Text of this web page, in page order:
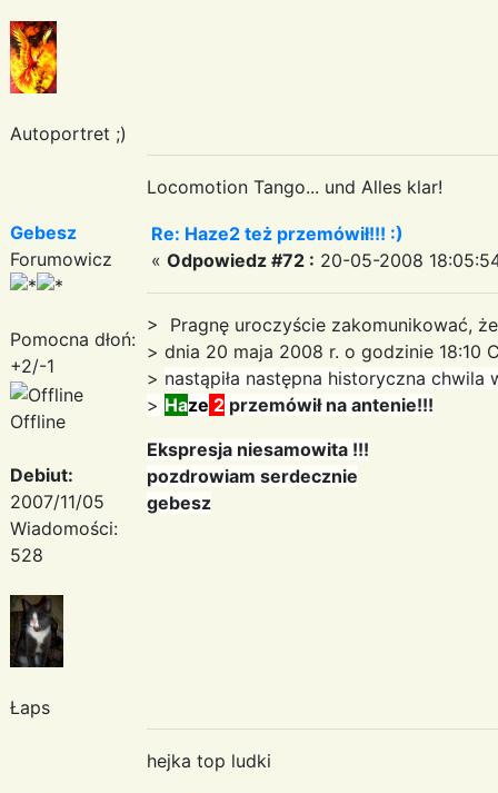
Autoportret ;)
Locomotion Tango... und Alles klar!
Gebesz
Forumowicz
Pomocna dłoń:
+2/-1
Offline
Debiut:
2007/11/05
Wiadomości:
528
Łaps
Re: Haze2 też przemówił!!! :)
« Odpowiedz #72 : 20-05-2008
> Pragnę uroczyście zakomunikować, że
> dnia 20 maja 2008 r. o godzinie 18:10
> nastąpiła następna historyczna chwila
> Haze 2 przemówił na antenie!!!
Ekspresja niesamowita !!!
pozdrowiam serdecznie
gebesz
hejka top ludki